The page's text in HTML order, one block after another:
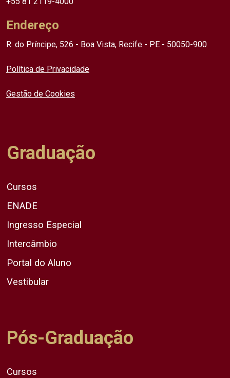
Endereço
R. do Príncipe, 526 - Boa Vista, Recife - PE - 50050-900
Política de Privacidade
Gestão de Cookies
Graduação
Cursos
ENADE
Ingresso Especial
Intercâmbio
Portal do Aluno
Vestibular
Pós-Graduação
Cursos